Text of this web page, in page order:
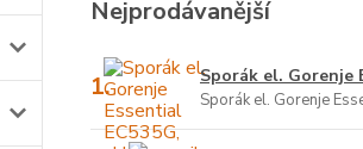
Nejprodávanější
1. Sporák el. Gorenje
Sporák el. Gorenje